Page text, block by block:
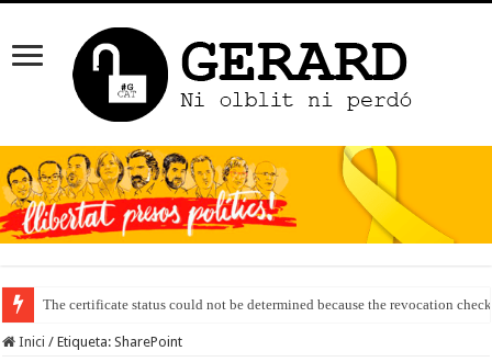
The certificate status could not be determined because the revocation
Inici / Etiqueta:SharePoint